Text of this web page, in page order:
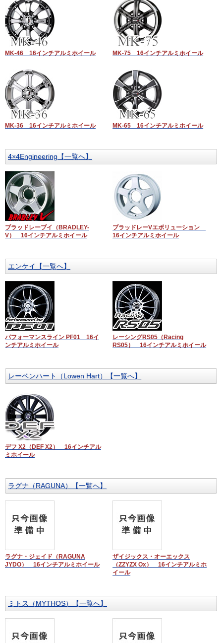
MK-46 16インチアルミホイール MK-75 16インチアルミホイール
MK-36 16インチアルミホイール MK-65 16インチアルミホイール
4×4Engineering【一覧へ】
ブラッドレーブイ（BRADLEY-
V） 16インチアルミホイール
ブラッドレーVエボリューション
16インチアルミホイール
エンケイ【一覧へ】
パフォーマンスライン PF01 16イ
ンチアルミホイール
レーシングRS05（Racing
RS05） 16インチアルミホイール
レーベンハート（Lowen Hart）【一覧へ】
デフ X2（DEF X2） 16インチアル
ミホイール
ラグナ（RAGUNA）【一覧へ】
ラグナ・ジェイド（RAGUNA
JYDO） 16インチアルミホイール
ザイジックス・オーエックス
（ZZYZX Ox） 16インチアルミホ
イール
ミトス（MYTHOS）【一覧へ】